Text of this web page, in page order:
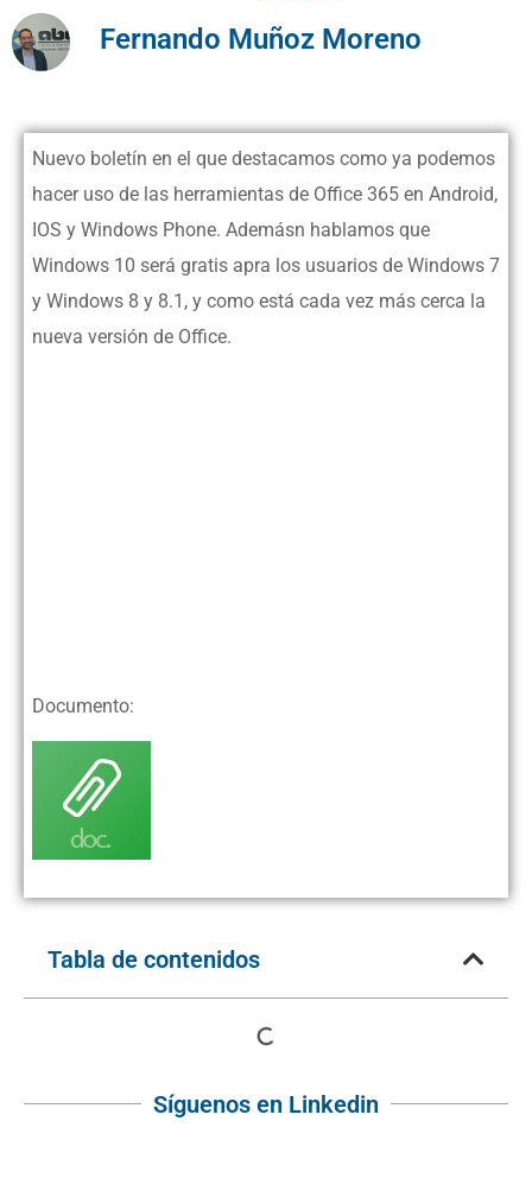
Fernando Muñoz Moreno
Nuevo boletín en el que destacamos como ya podemos
hacer uso de las herramientas de Office 365 en Android,
IOS y Windows Phone. Ademásn hablamos que
Windows 10 será gratis apra los usuarios de Windows 7
y Windows 8 y 8.1, y como está cada vez más cerca la
nueva versión de Office.
Documento:
Tabla de contenidos
Síguenos en Linkedin